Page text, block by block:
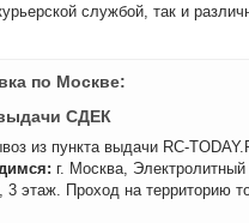
службой, так и
по Москве:
СДЕК
из пункта выдачи RC-
г. Москва,
3 этаж. Проход на территорию